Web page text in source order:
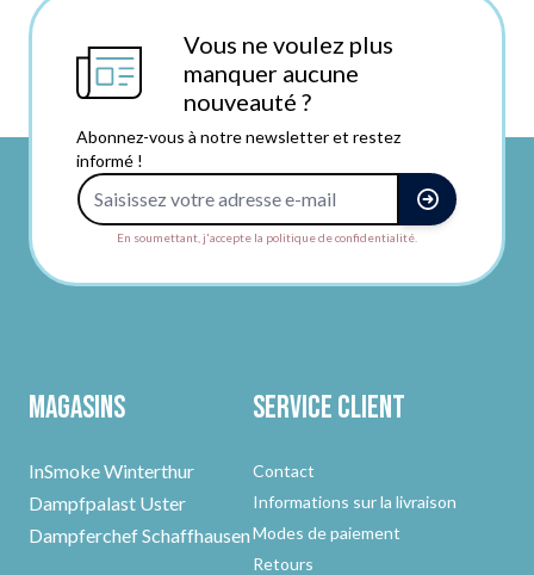
Vous ne voulez plus
manquer aucune
nouveauté ?
Abonnez-vous à notre newsletter et restez
informé !
En soumettant, j'accepte la politique de confidentialité.
Magasins
InSmoke Winterthur
Dampfpalast Uster
Dampferchef Schaffhausen
Service client
Contact
Informations sur la livraison
Modes de paiement
Retours